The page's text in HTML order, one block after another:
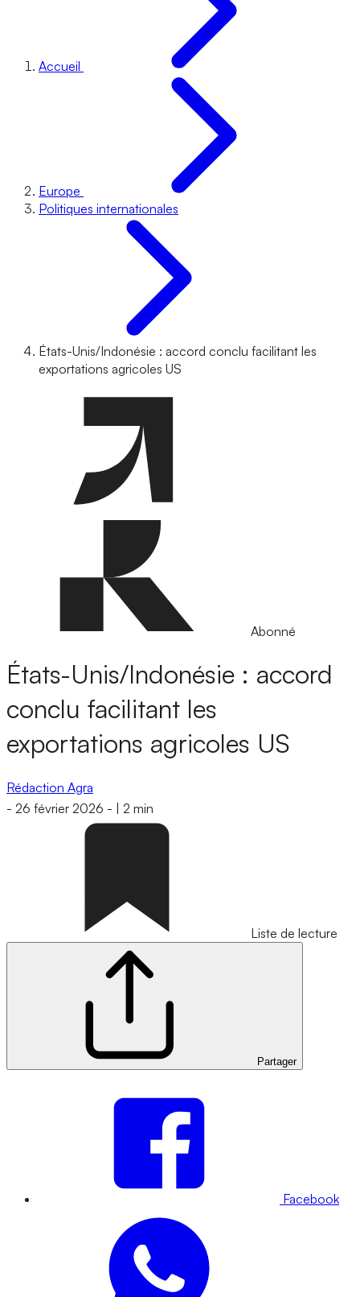
Accueil
Europe
Politiques internationales
États-Unis/Indonésie : accord conclu facilitant les
exportations agricoles US
Abonné
États-Unis/Indonésie : accord
conclu facilitant les
exportations agricoles US
Rédaction Agra
- 26 février 2026 - 2 min
Liste de lecture
Partager
Facebook